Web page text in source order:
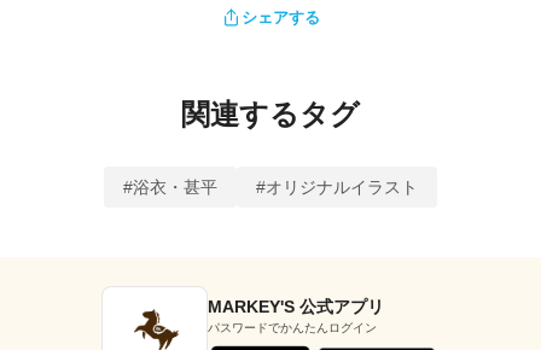
シェアする
関連するタグ
#浴衣・甚平 #オリジナルイラスト
MARKEY'S 公式アプリ
パスワードでかんたんログイン